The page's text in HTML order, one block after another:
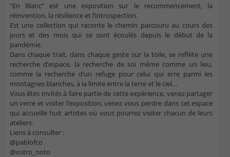
“En Blanc” est une exposition sur le recommencement, la
réinvention, la résilience et l’introspection.
Est une collection qui raconte le chemin parcouru au cours des
jours et des mois qui se sont écoulés depuis le début de la
pandémie.
Dans chaque trait, dans chaque geste sur la toile, se reflète une
recherche d’espace, la recherche de soi même comme un lieu,
comme la recherche d’un refuge pour celui qui erre parmi les
montagnes blanches, à la limite entre la terre et le ciel…
Vous êtes invités à faire partie de cette expérience, venez partager
un verre et visiter l’exposition, venez vous perdre dans cet espace
qui accueille huit artistes où vous pourrez visiter chacun de leurs
ateliers.
Liens à consulter :
@pablofco
@ostro_noto